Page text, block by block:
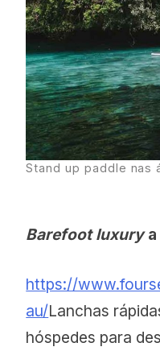
Stand up paddle nas
Barefoot luxurya
https://
au/Lanchas
hóspedes para